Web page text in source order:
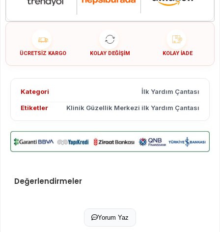
ÜCRETSIZ KARGO KOLAY DEĞIŞIM KOLAY İADE
Kategori İlk Yardım Çantası
Etiketler Klinik Güzellik Merkezi ilk Yardım Çantası
Değerlendirmeler
Yorum Yaz